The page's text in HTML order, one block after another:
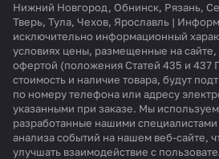
Нижний Новгород, Обнинск, Рязань,
Тверь, Тула, Чехов, Ярославль |
исключительно информационный
условиях цены, размещенные на
офертой (положения Статей 435 и 437
стоимость и наличие товара, будут
по номеру телефона или адресу
указанными при заказе. Мы
разработанные нашими
анализа событий на нашем веб-сайте,
улучшать взаимодействие с